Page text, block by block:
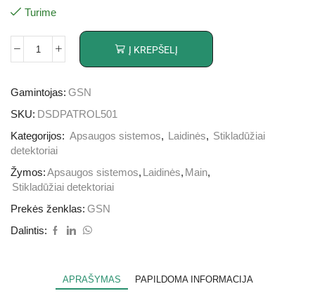
Turime
Į KREPŠELĮ
Gamintojas: GSN
SKU: DSDPATROL501
Kategorijos: Apsaugos sistemos, Laidinės, Stikladūžiai
detektoriai
Žymos:Apsaugos sistemos, Laidinės, Main,
Stikladūžiai detektoriai
Prekės ženklas: GSN
Dalintis:
APRAŠYMAS PAPILDOMA INFORMACIJA